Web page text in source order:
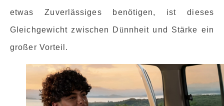
etwas Zuverlässiges benötigen, ist dieses
Gleichgewicht zwischen Dünnheit und Stärke ein
großer Vorteil.